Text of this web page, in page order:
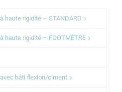
haute rigidité – STANDARD
haute rigidité – FOOTMÈTRE
bâti flexion/ciment